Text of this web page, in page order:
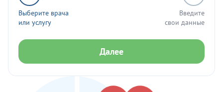
Выберите врача
или услугу
Введите
свои данные
Далее